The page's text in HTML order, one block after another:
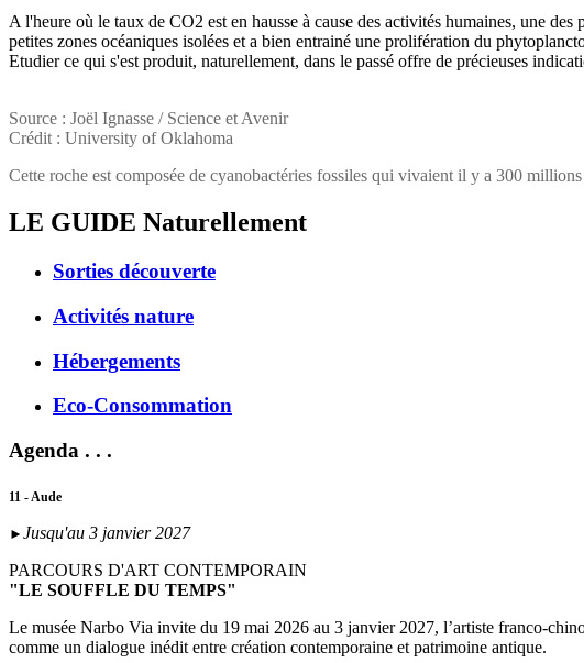
A l'heure où le taux de CO2 est en hausse à cause des activités humaines, une
petites zones océaniques isolées et a bien entrainé une prolifération du
Etudier ce qui s'est produit, naturellement, dans le passé offre de précieuses
Source : Joël Ignasse / Science et Avenir
Crédit : University of Oklahoma
Cette roche est composée de cyanobactéries fossiles qui vivaient il y a 300 millions
LE GUIDE Naturellement
Sorties découverte
Activités nature
Hébergements
Eco-Consommation
Agenda . . .
11 - Aude
► Jusqu'au 3 janvier 2027
PARCOURS D'ART CONTEMPORAIN
"LE SOUFFLE DU TEMPS"
Le musée Narbo Via invite du 19 mai 2026 au 3 janvier 2027, l’artiste franco-
comme un dialogue inédit entre création contemporaine et patrimoine antique.